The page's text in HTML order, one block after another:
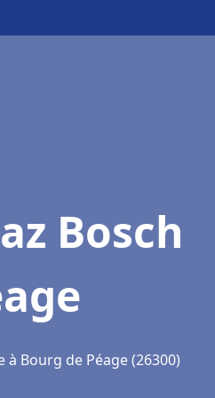
Bosch
Bourg de Péage (26300)